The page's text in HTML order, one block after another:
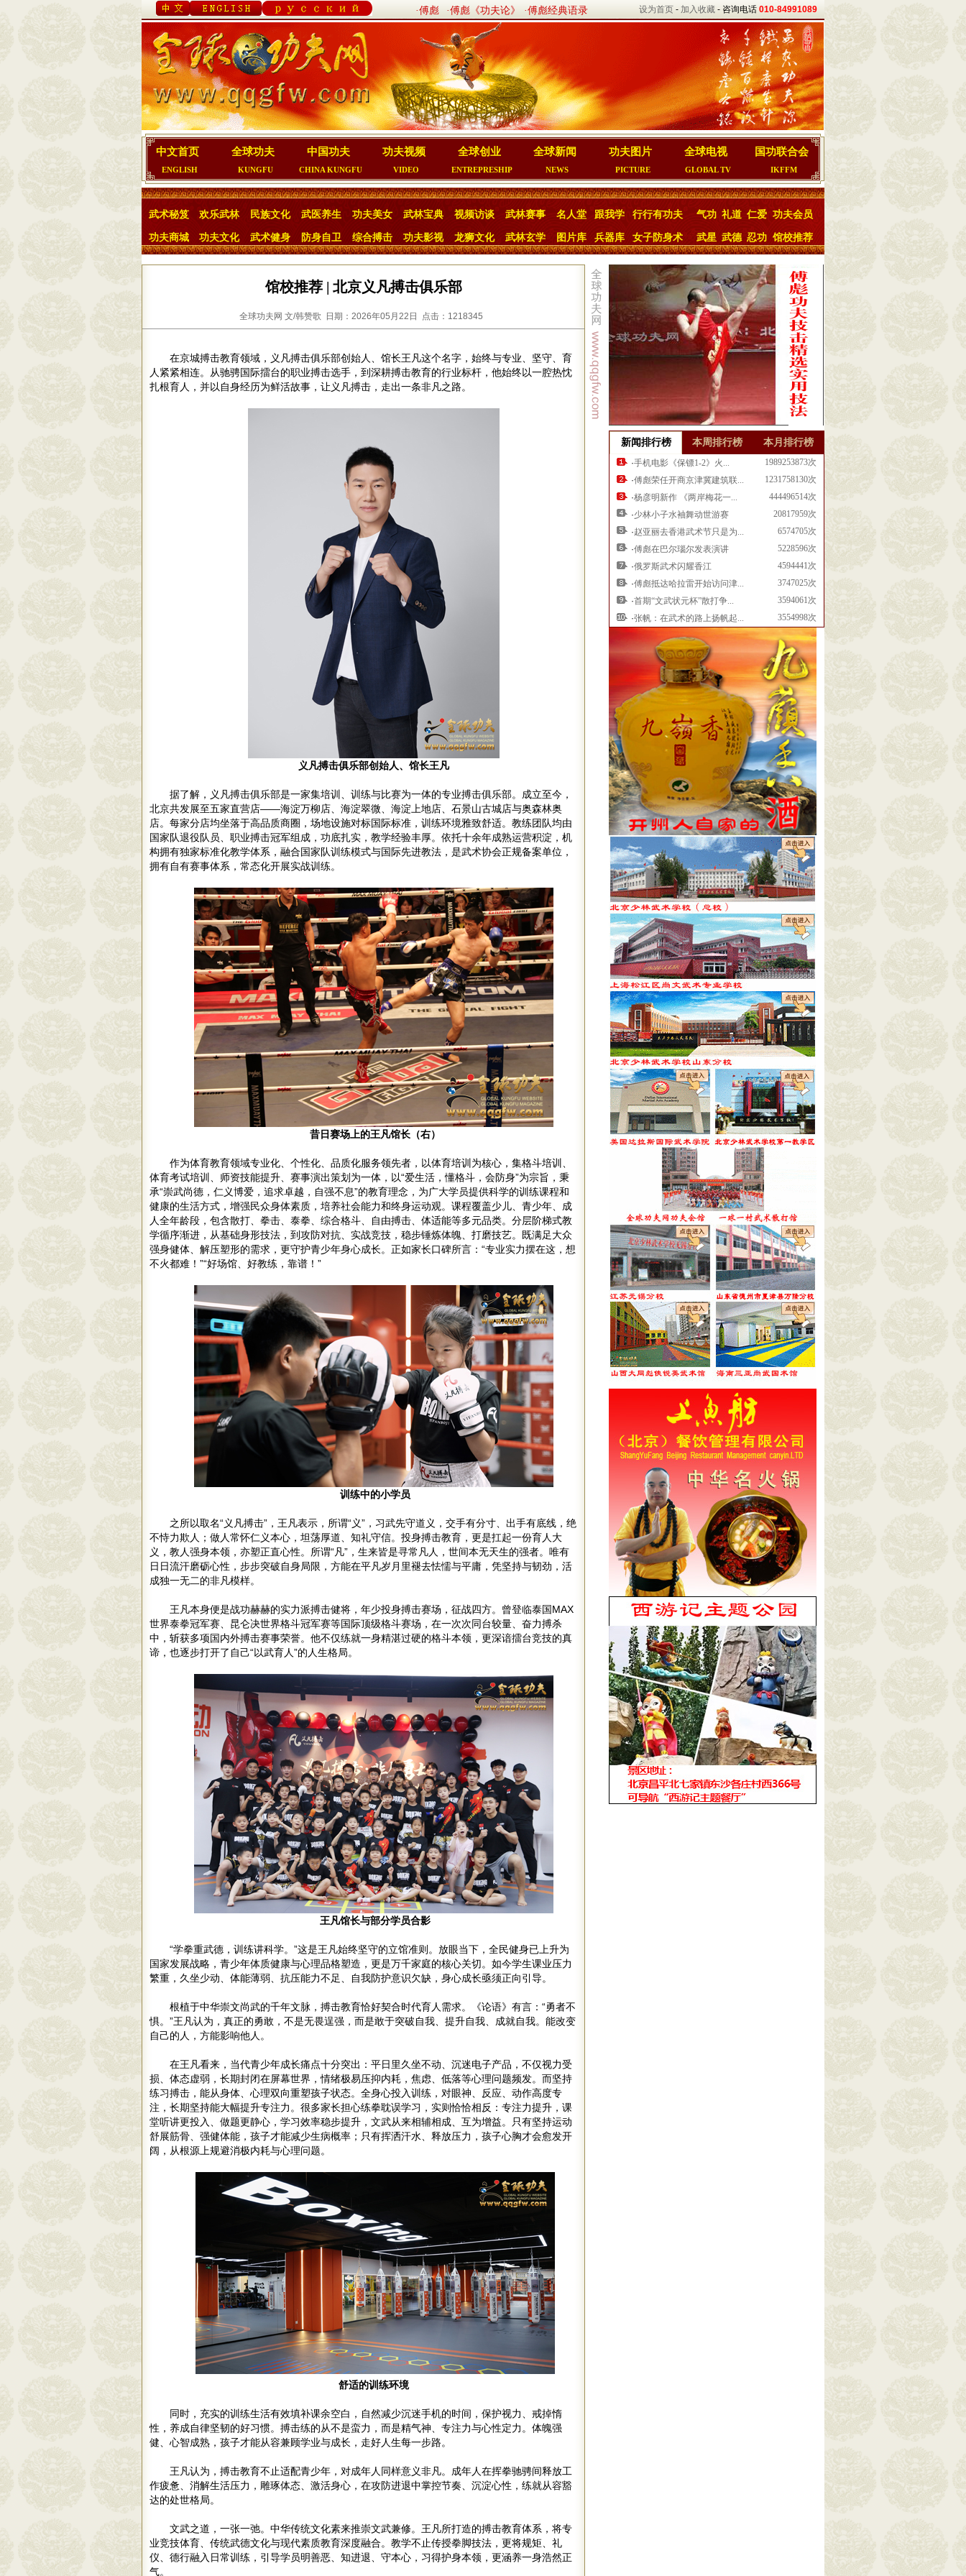
·傅彪 ·傅彪《功夫论》 ·傅彪经典语录 设为首页 - 加入收藏 - 咨询电话 010-84991089
中文首页
ENGLISH
全球功夫
KUNGFU
中国功夫
CHINA KUNGFU
功夫视频
VIDEO
全球创业
ENTREPRESHIP
全球新闻
NEWS
功夫图片
PICTURE
全球电视
GLOBAL TV
国功联合会
IKFFM
武术秘笈 欢乐武林 民族文化 武医养生 功夫美女 武林宝典 视频访谈 武林赛事 名人堂 跟我学 行行有功夫 气功 礼道 仁爱 功夫会员
功夫商城 功夫文化 武术健身 防身自卫 综合搏击 功夫影视 龙狮文化 武林玄学 图片库 兵器库 女子防身术 武星 武德 忍功 馆校推荐
馆校推荐 | 北京义凡搏击俱乐部
全球功夫网 文/韩赞歌 日期：2026年05月22日 点击：1218345
在京城搏击教育领域，义凡搏击俱乐部创始人、馆长王凡这个名字，始终与专业、坚守、育
人紧紧相连。从驰骋国际擂台的职业搏击选手，到深耕搏击教育的行业标杆，他始终以一腔热忱
扎根育人，并以自身经历为鲜活故事，让义凡搏击，走出一条非凡之路。
义凡搏击俱乐部创始人、馆长王凡
据了解，义凡搏击俱乐部是一家集培训、训练与比赛为一体的专业搏击俱乐部。成立至今，
北京共发展至五家直营店——海淀万柳店、海淀翠微、海淀上地店、石景山古城店与奥森林奥
店。每家分店均坐落于高品质商圈，场地设施对标国际标准，训练环境雅致舒适。教练团队均由
国家队退役队员、职业搏击冠军组成，功底扎实，教学经验丰厚。依托十余年成熟运营积淀，机
构拥有独家标准化教学体系，融合国家队训练模式与国际先进教法，是武术协会正规备案单位，
拥有自有赛事体系，常态化开展实战训练。
昔日赛场上的王凡馆长（右）
作为体育教育领域专业化、个性化、品质化服务领先者，以体育培训为核心，集格斗培训、
体育考试培训、师资技能提升、赛事演出策划为一体，以“爱生活，懂格斗，会防身”为宗旨，秉
承“崇武尚德，仁义博爱，追求卓越，自强不息”的教育理念，为广大学员提供科学的训练课程和
健康的生活方式，增强民众身体素质，培养社会能力和终身运动观。课程覆盖少儿、青少年、成
人全年龄段，包含散打、拳击、泰拳、综合格斗、自由搏击、体适能等多元品类。分层阶梯式教
学循序渐进，从基础身形技法，到攻防对抗、实战竞技，稳步锤炼体魄、打磨技艺。既满足大众
强身健体、解压塑形的需求，更守护青少年身心成长。正如家长口碑所言：“专业实力摆在这，想
不火都难！”“好场馆、好教练，靠谱！”
训练中的小学员
之所以取名“义凡搏击”，王凡表示，所谓“义”，习武先守道义，交手有分寸、出手有底线，绝
不恃力欺人；做人常怀仁义本心，坦荡厚道、知礼守信。投身搏击教育，更是扛起一份育人大
义，教人强身本领，亦塑正直心性。所谓“凡”，生来皆是寻常凡人，世间本无天生的强者。唯有
日日流汗磨砺心性，步步突破自身局限，方能在平凡岁月里褪去怯懦与平庸，凭坚持与韧劲，活
成独一无二的非凡模样。
王凡本身便是战功赫赫的实力派搏击健将，年少投身搏击赛场，征战四方。曾登临泰国MAX
世界泰拳冠军赛、昆仑决世界格斗冠军赛等国际顶级格斗赛场，在一次次同台较量、奋力搏杀
中，斩获多项国内外搏击赛事荣誉。他不仅练就一身精湛过硬的格斗本领，更深谙擂台竞技的真
谛，也逐步打开了自己“以武育人”的人生格局。
王凡馆长与部分学员合影
“学拳重武德，训练讲科学。”这是王凡始终坚守的立馆准则。放眼当下，全民健身已上升为
国家发展战略，青少年体质健康与心理品格塑造，更是万千家庭的核心关切。如今学生课业压力
繁重，久坐少动、体能薄弱、抗压能力不足、自我防护意识欠缺，身心成长亟须正向引导。
根植于中华崇文尚武的千年文脉，搏击教育恰好契合时代育人需求。《论语》有言：“勇者不
惧。”王凡认为，真正的勇敢，不是无畏逞强，而是敢于突破自我、提升自我、成就自我。能改变
自己的人，方能影响他人。
在王凡看来，当代青少年成长痛点十分突出：平日里久坐不动、沉迷电子产品，不仅视力受
损、体态虚弱，长期封闭在屏幕世界，情绪极易压抑内耗，焦虑、低落等心理问题频发。而坚持
练习搏击，能从身体、心理双向重塑孩子状态。全身心投入训练，对眼神、反应、动作高度专
注，长期坚持能大幅提升专注力。很多家长担心练拳耽误学习，实则恰恰相反：专注力提升，课
堂听讲更投入、做题更静心，学习效率稳步提升，文武从来相辅相成、互为增益。只有坚持运动
舒展筋骨、强健体能，孩子才能减少生病概率；只有挥洒汗水、释放压力，孩子心胸才会愈发开
阔，从根源上规避消极内耗与心理问题。
舒适的训练环境
同时，充实的训练生活有效填补课余空白，自然减少沉迷手机的时间，保护视力、戒掉惰
性，养成自律坚韧的好习惯。搏击练的从不是蛮力，而是精气神、专注力与心性定力。体魄强
健、心智成熟，孩子才能从容兼顾学业与成长，走好人生每一步路。
王凡认为，搏击教育不止适配青少年，对成年人同样意义非凡。成年人在挥拳驰骋间释放工
作疲惫、消解生活压力，雕琢体态、激活身心，在攻防进退中掌控节奏、沉淀心性，练就从容豁
达的处世格局。
文武之道，一张一弛。中华传统文化素来推崇文武兼修。王凡所打造的搏击教育体系，将专
业竞技体育、传统武德文化与现代素质教育深度融合。教学不止传授拳脚技法，更将规矩、礼
仪、德行融入日常训练，引导学员明善恶、知进退、守本心，习得护身本领，更涵养一身浩然正
气。
新闻排行榜 本周排行榜 本月排行榜
·手机电影《保镖1-2》火...
1989253873次
·傅彪荣任开商京津冀建筑联...
1231758130次
·杨彦明新作 《两岸梅花一...
444496514次
·少林小子水袖舞动世游赛
20817959次
·赵亚丽去香港武术节只是为...
6574705次
·傅彪在巴尔瑙尔发表演讲
5228596次
·俄罗斯武术闪耀香江
4594441次
·傅彪抵达哈拉雷开始访问津...
3747025次
·首期“文武状元杯”散打争...
3594061次
·张帆：在武术的路上扬帆起... 3554998次